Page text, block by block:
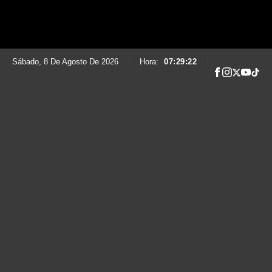
Sábado, 8 De Agosto De 2026 Hora: 07:29:23